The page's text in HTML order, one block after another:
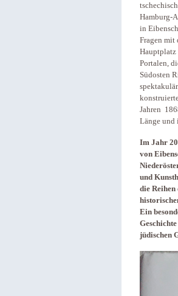
Hamburg-
in
Fragen mit
Hauptplatz
Portalen,
Südosten
Jahren
Länge und
Im Jahr
von
und
die Reihen
Ein
jüdischen